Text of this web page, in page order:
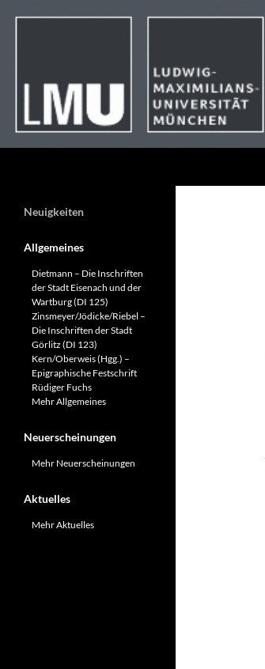
Neuigkeiten
Allgemeines
Dietmann – Die Inschriften
der Stadt Eisenach und der
Wartburg (DI 125)
Zinsmeyer/Jödicke/Riebel –
Die Inschriften der Stadt
Görlitz (DI 123)
Kern/Oberweis (Hgg.) –
Epigraphische Festschrift
Rüdiger Fuchs
Mehr Allgemeines
Neuerscheinungen
Mehr Neuerscheinungen
Aktuelles
Mehr Aktuelles